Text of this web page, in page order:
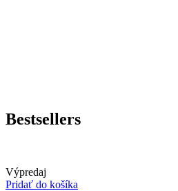
Bestsellers
Výpredaj
Pridať do košíka